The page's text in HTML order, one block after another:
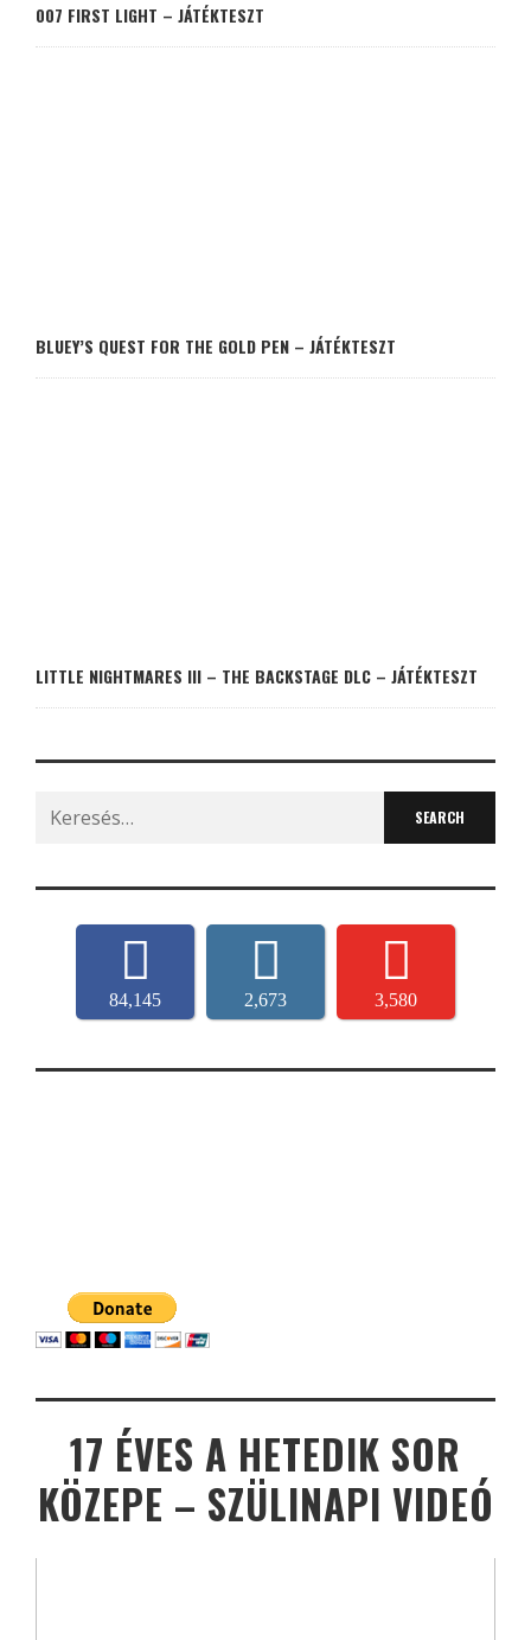
007 FIRST LIGHT – JÁTÉKTESZT
BLUEY’S QUEST FOR THE GOLD PEN – JÁTÉKTESZT
LITTLE NIGHTMARES III – THE BACKSTAGE DLC – JÁTÉKTESZT
Search
for:
84,145 2,673 3,580
17 ÉVES A HETEDIK SOR
KÖZEPE – SZÜLINAPI VIDEÓ